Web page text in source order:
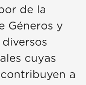
de la
Géneros y
cuyas
a